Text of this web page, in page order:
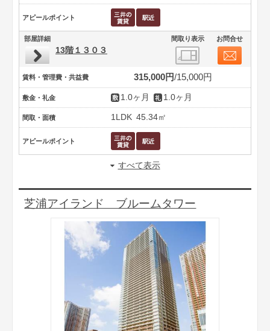
アピールポイント
部屋詳細 間取り表示 お問合せ
13階１３０３
賃料・管理費・共益費 315,000円 15,000円
敷金・礼金 1.0ヶ月 1.0ヶ月
間取・面積 1LDK 45.34㎡
アピールポイント
すべて表示
芝浦アイランド ブルームタワー